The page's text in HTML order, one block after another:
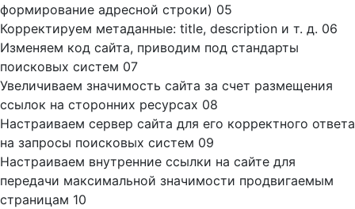
формирование адресной строки) 05
Корректируем метаданные: title, description и т. д. 06
Изменяем код сайта, приводим под стандарты
поисковых систем 07
Увеличиваем значимость сайта за счет размещения
ссылок на сторонних ресурсах 08
Настраиваем сервер сайта для его корректного ответа
на запросы поисковых систем 09
Настраиваем внутренние ссылки на сайте для
передачи максимальной значимости продвигаемым
страницам 10